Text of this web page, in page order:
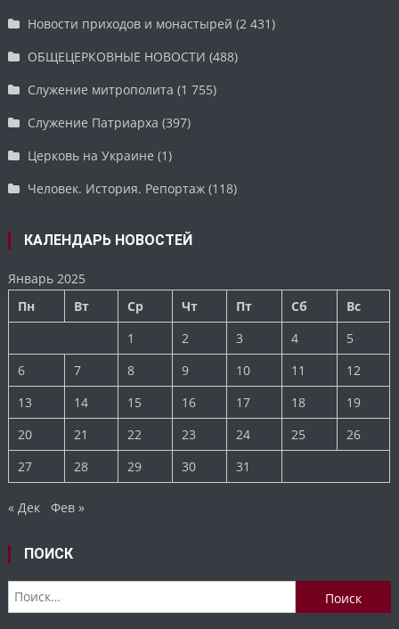
Новости приходов и монастырей (2 431)
ОБЩЕЦЕРКОВНЫЕ НОВОСТИ (488)
Служение митрополита (1 755)
Служение Патриарха (397)
Церковь на Украине (1)
Человек. История. Репортаж (118)
КАЛЕНДАРЬ НОВОСТЕЙ
Январь 2025
Пн
Вт Ср Чт Пт Сб
Вс
1
2 3 4
5
6
7 8 9 10 11
12
13
14 15 16 17 18
19
20
21 22 23 24 25
26
27
28 29 30 31
« Дек Фев »
ПОИСК
Найти: